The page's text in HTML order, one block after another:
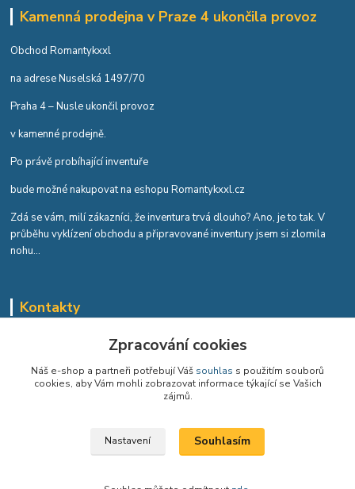
Kamenná prodejna v Praze 4 ukončila provoz
Obchod Romantykxxl
na adrese Nuselská 1497/70
Praha 4 – Nusle ukončil provoz
v kamenné prodejně.
Po právě probíhající inventuře
bude možné nakupovat na eshopu Romantykxxl.cz
Zdá se vám, milí zákazníci, že inventura trvá dlouho? Ano, je to tak. V
průběhu vyklízení obchodu a připravované inventury jsem si zlomila
nohu...
Kontakty
Romana Tykvová
+420 608 519 697
info@romantykxxl.cz
Zpracování cookies
Náš e-shop a partneři potřebují Váš souhlas s použitím souborů
cookies, aby Vám mohli zobrazovat informace týkající se Vašich
zájmů.
Nastavení Souhlasím